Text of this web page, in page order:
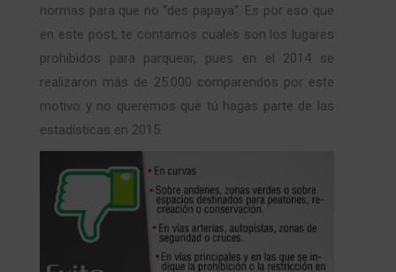
normas para que no “des papaya”. Es por eso que
en este post, te contamos cuales son los lugares
prohibidos para parquear, pues en el 2014 se
realizaron más de 25.000 comparendos por este
motivo y no queremos que tú hagas parte de las
estadísticas en 2015.